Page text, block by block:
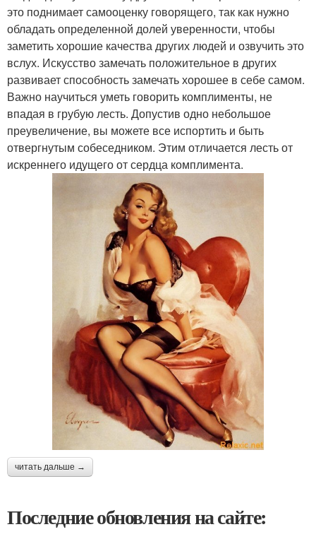
это поднимает самооценку говорящего, так как нужно
обладать определенной долей уверенности, чтобы
заметить хорошие качества других людей и озвучить это
вслух. Искусство замечать положительное в других
развивает способность замечать хорошее в себе самом.
Важно научиться уметь говорить комплименты, не
впадая в грубую лесть. Допустив одно небольшое
преувеличение, вы можете все испортить и быть
отвергнутым собеседником. Этим отличается лесть от
искреннего идущего от сердца комплимента.
читать дальше →
Последние обновления на сайте: